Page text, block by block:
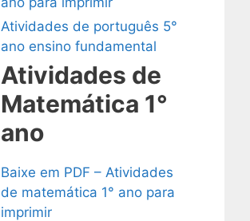
Atividades de português 5°
ano ensino fundamental
Atividades de
Matemática 1°
ano
Baixe em PDF – Atividades
de matemática 1° ano para
imprimir